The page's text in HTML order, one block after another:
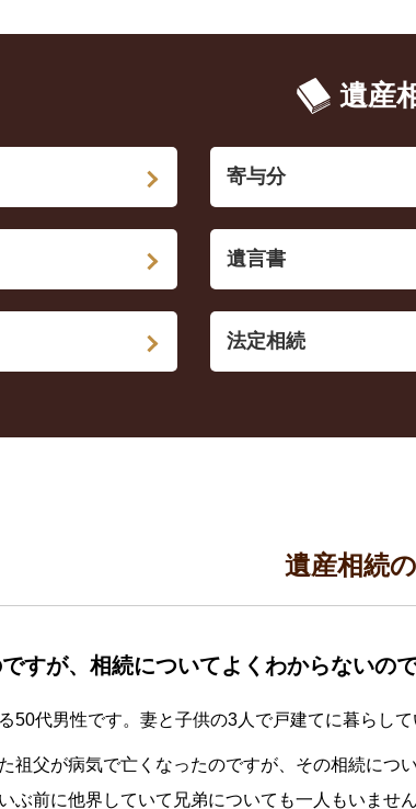
遺産
寄与分
遺言書
法定相続
遺産相続
すが、相続についてよくわからないの
50代男性です。妻と子供の3人で戸建てに暮らして
祖父が病気で亡くなったのですが、その相続に
ぶ前に他界していて兄弟についても一人もいま